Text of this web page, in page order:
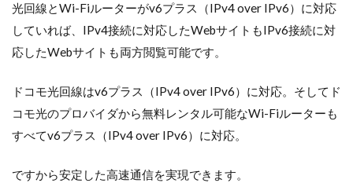
光回線とWi-Fiルーターがv6プラス（IPv4 over IPv6）に対応
していれば、IPv4接続に対応したWebサイトもIPv6接続に対
応したWebサイトも両方閲覧可能です。
ドコモ光回線はv6プラス（IPv4 over IPv6）に対応。そしてド
コモ光のプロバイダから無料レンタル可能なWi-Fiルーターも
すべてv6プラス（IPv4 over IPv6）に対応。
ですから安定した高速通信を実現できます。